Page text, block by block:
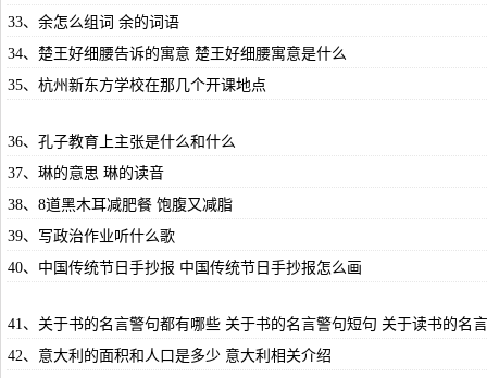
33、余怎么组词 余的词语
34、楚王好细腰告诉的寓意 楚王好细腰寓意是什么
35、杭州新东方学校在那几个开课地点
36、孔子教育上主张是什么和什么
37、琳的意思 琳的读音
38、8道黑木耳减肥餐 饱腹又减脂
39、写政治作业听什么歌
40、中国传统节日手抄报 中国传统节日手抄报怎么画
41、关于书的名言警句都有哪些 关于书的名言警句短句 关于读书的名
42、意大利的面积和人口是多少 意大利相关介绍